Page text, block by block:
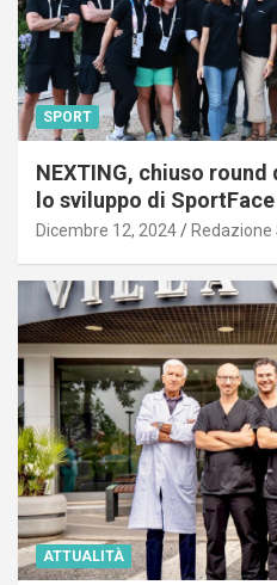
SPORT
NEXTING, chiuso
lo sviluppo di SportFace
Dicembre 12, 2024
ATTUALITÀ